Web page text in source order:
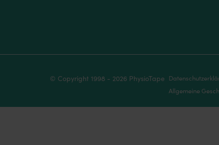
© Copyright 1998 - 2026 PhysioTape
Allgemeine